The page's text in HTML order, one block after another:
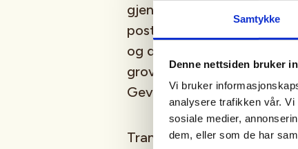
Samtykke
Denne nettsiden bruker
Vi bruker
analysere trafikken vår.
sosiale medier,
dem, eller som de har
gjennom opplegg,
posteringsjakt med inntil
og drivende rådyrhund.
grovpartering, og alle får
Gevir tilfaller skytter. -Det
Transport går med båt fra